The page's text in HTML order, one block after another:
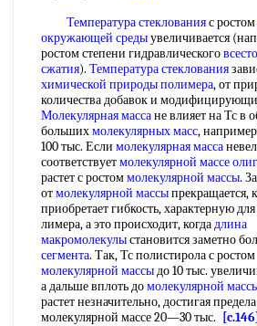
Температура стеклованияс ростом
окружающей средыувеличивается
ростом степени гидравлического
сжатия). Температура стеклования
химической природы полимера, от
количества добавок и
Молекулярная массане влияет на Тс в
большихмолекулярных масс,
100 тыс. Если молекулярная масса
соответствуетмолекулярной массе
растет с ростоммолекулярной массы.
отмолекулярной массыпрекращается,
приобретает гибкость, характерную
лимера, а это происходит, когдадлина
макромолекулыстановится заметно
сегмента. Так, Тс полистирола с ростом
молекулярной массыдо 10 тыс.
а дальше вплоть домолекулярной
растет незначительно, достигая
молекулярной массе 20—30 тыс.
[c.146]